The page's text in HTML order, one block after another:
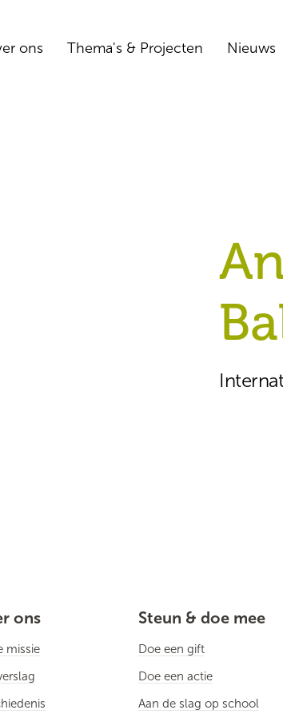
ons Thema's & Projecten Nieuws
ons
missie
Steun & doe mee
Doe een gift
Doe een actie
Aan de slag op school